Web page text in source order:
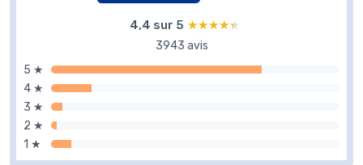
4,4 sur 5 ★★★★★
★★★★★
3943 avis
5 ★
4 ★
3 ★
2 ★
1 ★